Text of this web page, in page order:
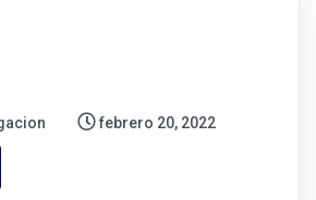
febrero 20, 2022